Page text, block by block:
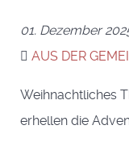
01. Dezember
AUS DER
Weihnachtliches
erhellen die